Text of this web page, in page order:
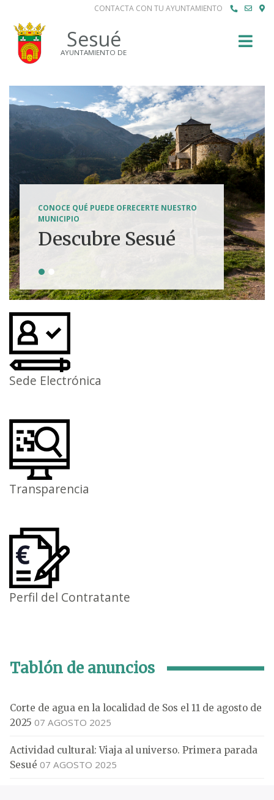
CONTACTA CON TU AYUNTAMIENTO
Sesué
AYUNTAMIENTO DE
CONOCE QUÉ PUEDE OFRECERTE NUESTRO
MUNICIPIO
Descubre Sesué
Tierra de
aventuras
Sede Electrónica
Transparencia
Perfil del Contratante
Tablón de anuncios
Corte de agua en la localidad de Sos el 11 de agosto de
2025 07 AGOSTO 2025
Actividad cultural: Viaja al universo. Primera parada
Sesué 07 AGOSTO 2025